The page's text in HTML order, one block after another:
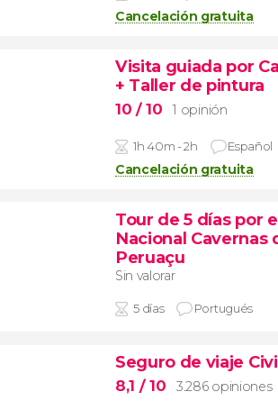
Cancelación gratuita
Visita guiada por
+ Taller de pintura
10 / 10 1 opinión
1h 40m - 2h Español
Cancelación gratuita
Tour de 5 días por
Nacional Cavernas
Peruaçu
Sin valorar
5 días Portugués
Seguro de viaje
8,1 / 10 3.286 opiniones